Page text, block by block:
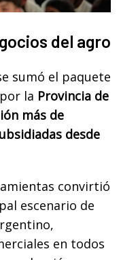
del agro
sumó el paquete
la Provincia de
más de
desde
convirtió
escenario de
en todos